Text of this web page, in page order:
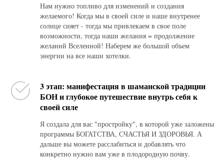
Нам нужно топливо для изменений и создания
желаемого! Когда мы в своей силе и наше внутренее
солнце сияет - тогда мы привлекаем в свое поле
возможности, тогда наши желания = продолжение
желаний Вселенной! Наберем же большой объем
энергии на все наши хотелки.
3 этап: манифестация в шаманской традиции
БОН и глубокое путешествие внутрь себя к
своей силе
Я создала для вас "простройку", в которой уже заложены
программы БОГАТСТВА, СЧАСТЬЯ И ЗДОРОВЬЯ. А
дальше вы можете расслабиться и добавлять что
конкретно нужно вам уже в плодородную почву.